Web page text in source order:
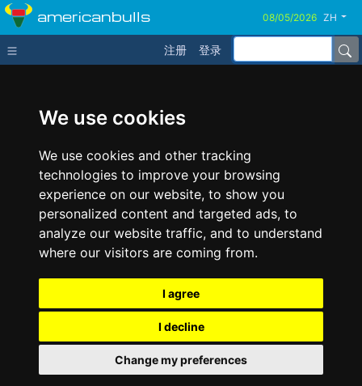
We use cookies
We use cookies and other tracking
technologies to improve your browsing
experience on our website, to show you
personalized content and targeted ads, to
analyze our website traffic, and to understand
where our visitors are coming from.
I agree
I decline
Change my preferences
americanbulls ZH
注册 登录